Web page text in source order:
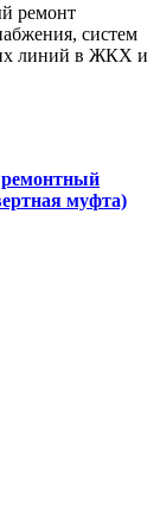
ремонт
систем
линий в ЖКХ и
ремонтный
муфта)